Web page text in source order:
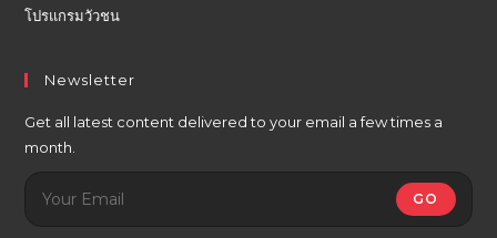
โปรแกรมวัวชน
Newsletter
Get all latest content delivered to your email a few times a
month.
GO